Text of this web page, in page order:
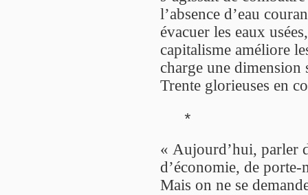
l’absence d’eau
évacuer les eaux
capitalisme améliore
charge une dimension
Trente glorieuses en
*
« Aujourd’hui, parler
d’économie, de
Mais on ne se